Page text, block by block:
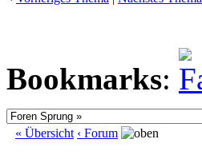
Bookmarks:
« Übersicht ‹ Forum